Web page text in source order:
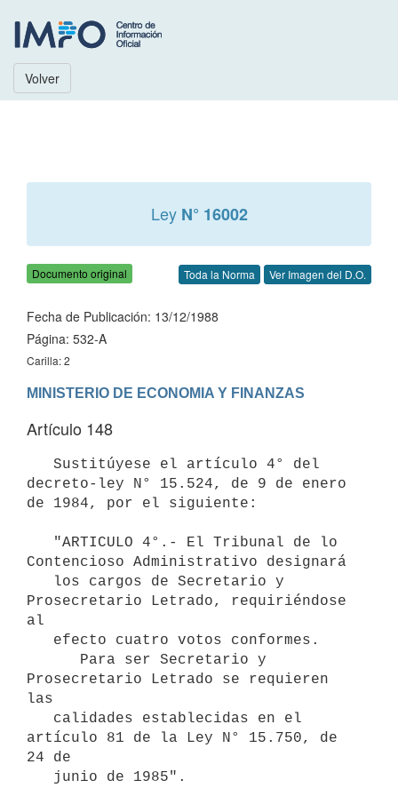
Volver
Ley N° 16002
Documento original Toda la Norma Ver Imagen del D.O.
Fecha de Publicación: 13/12/1988
Página: 532-A
Carilla: 2
MINISTERIO DE ECONOMIA Y FINANZAS
Artículo 148
decreto-ley N° 15.524, de 9 de enero
de 1984, por el siguiente:
Contencioso Administrativo designará
Prosecretario Letrado, requiriéndose
al
Prosecretario Letrado se requieren
las
artículo 81 de la Ley N° 15.750, de
24 de